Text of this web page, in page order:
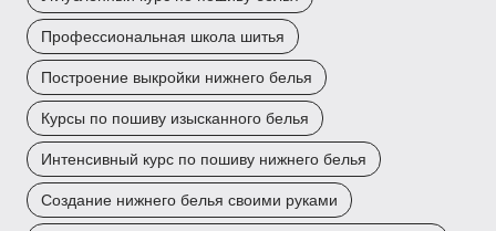
Профессиональная школа шитья
Построение выкройки нижнего белья
Курсы по пошиву изысканного белья
Интенсивный курс по пошиву нижнего белья
Создание нижнего белья своими руками